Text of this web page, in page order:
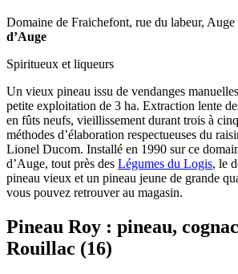
Domaine de Fraichefont, rue du labeur, Auge
d’Auge
Spiritueux et liqueurs
Un vieux pineau issu de vendanges
petite exploitation de 3 ha. Extraction lente
en fûts neufs, vieillissement durant trois à
méthodes d’élaboration respectueuses du
Lionel Ducom. Installé en 1990 sur ce
d’Auge, tout près des Légumes du Logis, le
pineau vieux et un pineau jeune de grande
vous pouvez retrouver au magasin.
Pineau Roy : pineau,
Rouillac (16)